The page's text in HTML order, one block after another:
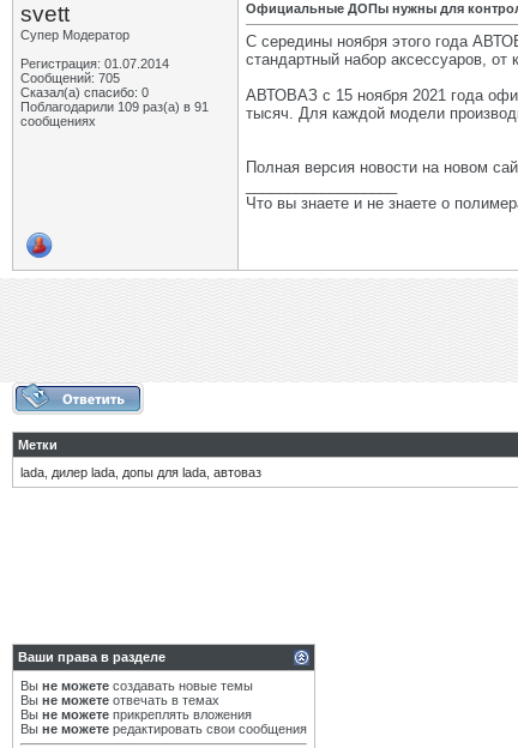
svett
Супер Модератор
Регистрация: 01.07.2014
Сообщений: 705
Сказал(а) спасибо: 0
Поблагодарили 109 раз(а) в 91
сообщениях
Официальные ДОПы нужны для
С середины ноября этого года
стандартный набор аксессуаров, от
АВТОВАЗ с 15 ноября 2021 года
тысяч. Для каждой модели
Полная версия новости на новом
Что вы знаете и не знаете о
Метки
lada дилер lada допы для lada автоваз
Ваши права в разделе
Вы не можете создавать новые темы
Вы не можете отвечать в темах
Вы не можете прикреплять вложения
Вы не можете редактировать свои сообщения